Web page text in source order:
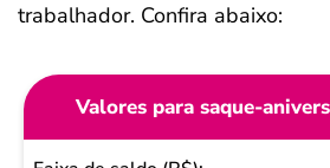
trabalhador. Confira abaixo:
Valores para saque-